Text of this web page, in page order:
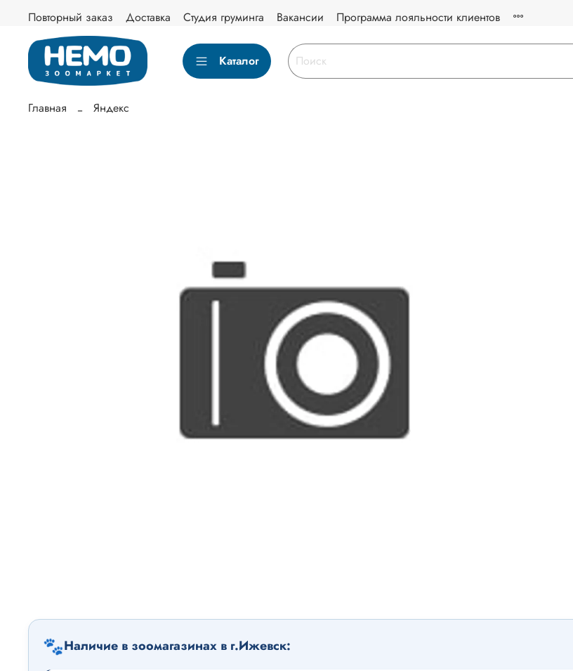
Повторный заказ Доставка Студия груминга Вакансии Программа лояльности клиентов
Каталог
Главная
Яндекс
🐾Наличие в зоомагазинах в г.Ижевск: